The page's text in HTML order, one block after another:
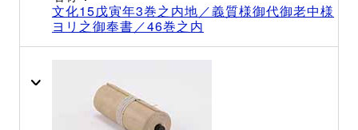
文化15戊寅年3巻之内地／義質様御代御老中様
ヨリ之御奉書／46巻之内